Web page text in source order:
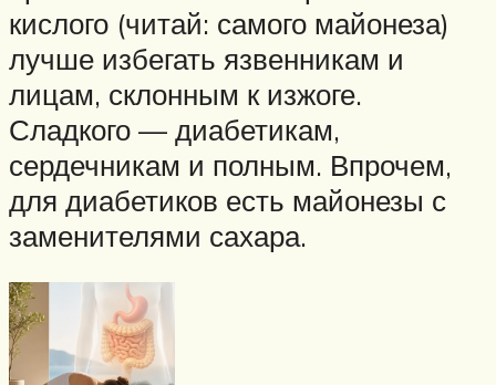
кислого (читай: самого майонеза)
лучше избегать язвенникам и
лицам, склонным к изжоге.
Сладкого — диабетикам,
сердечникам и полным. Впрочем,
для диабетиков есть майонезы с
заменителями сахара.